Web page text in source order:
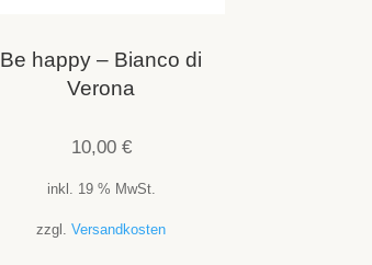
Be happy – Bianco di
Verona
10,00 €
inkl. 19 % MwSt.
zzgl.Versandkosten